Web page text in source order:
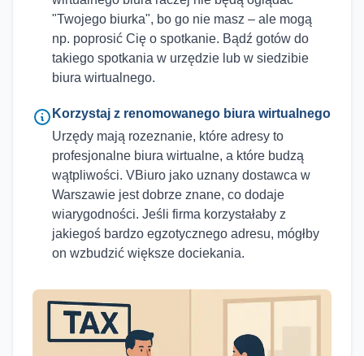
"Twojego biurka", bo go nie masz – ale mogą
np. poprosić Cię o spotkanie. Bądź gotów do
takiego spotkania w urzędzie lub w siedzibie
biura wirtualnego.
Korzystaj z renomowanego biura wirtualnego
Urzędy mają rozeznanie, które adresy to
profesjonalne biura wirtualne, a które budzą
wątpliwości. VBiuro jako uznany dostawca w
Warszawie jest dobrze znane, co dodaje
wiarygodności. Jeśli firma korzystałaby z
jakiegoś bardzo egzotycznego adresu, mógłby
on wzbudzić większe dociekania.